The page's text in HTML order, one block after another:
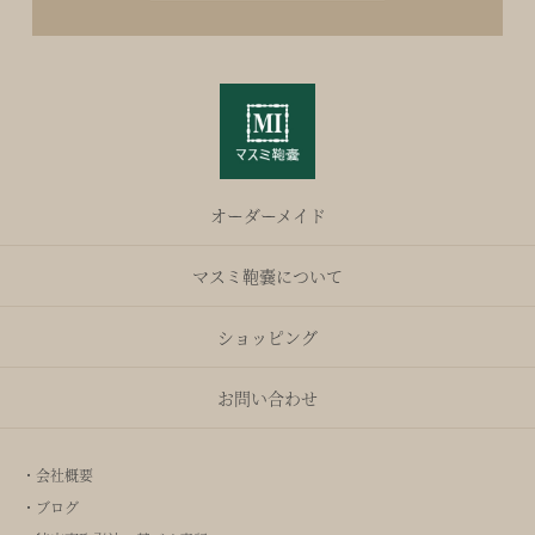
オーダーメイド
マスミ鞄嚢について
ショッピング
お問い合わせ
・会社概要
・ブログ